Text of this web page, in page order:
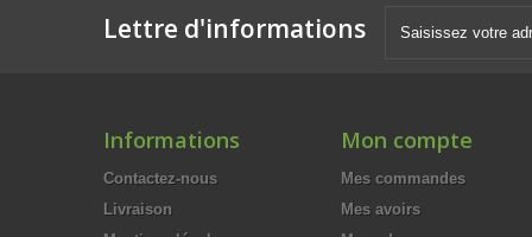
Lettre d'informations
Informations
Contactez-nous
Livraison
Mon compte
Mes commandes
Mes avoirs